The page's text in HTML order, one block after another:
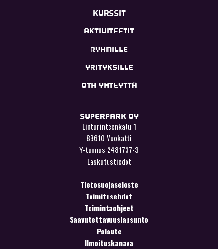
KURSSIT
AKTIVITEETIT
RYHMILLE
YRITYKSILLE
OTA YHTEYTTÄ
SUPERPARK OY
Linturinteenkatu 1
88610 Vuokatti
Y-tunnus 2481737-3
Laskutustiedot
Tietosuojaseloste
Toimitusehdot
Toimintaohjeet
Saavutettavuuslausunto
Palaute
Ilmoituskanava